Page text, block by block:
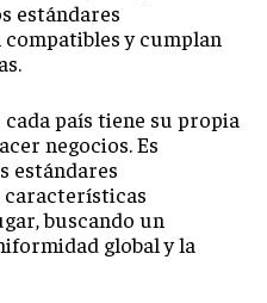
Y GESTIÓN DEL
estándares
y cumplan
país tiene su propia
negocios. Es
estándares
características
buscando un
global y la